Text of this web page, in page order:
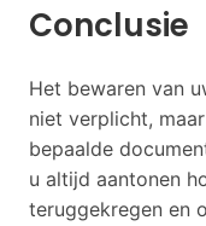
Conclusie
Het bewaren van
niet verplicht,
bepaalde
u altijd aantonen
teruggekregen en